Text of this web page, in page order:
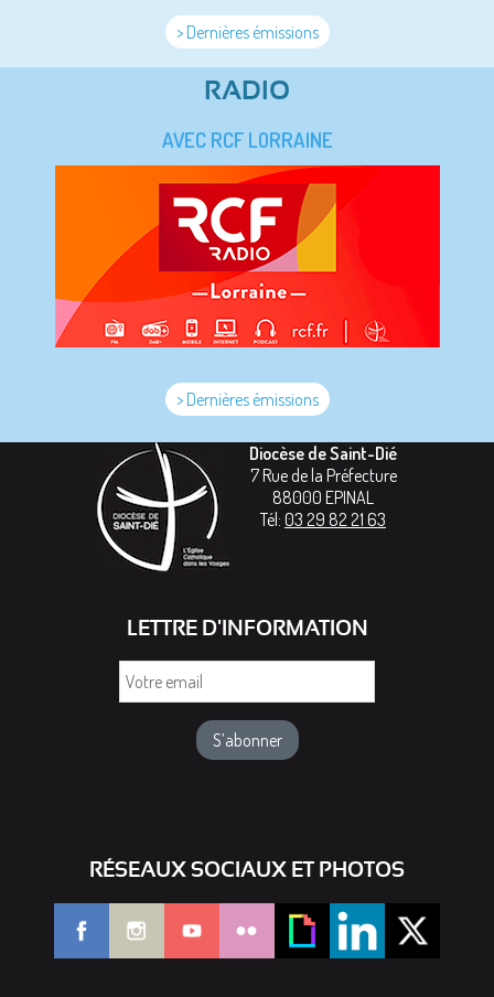
> Dernières émissions
RADIO
AVEC RCF LORRAINE
> Dernières émissions
Diocèse de Saint-Dié
7 Rue de la Préfecture
88000 EPINAL
Tél: 03 29 82 21 63
LETTRE D'INFORMATION
RÉSEAUX SOCIAUX ET PHOTOS